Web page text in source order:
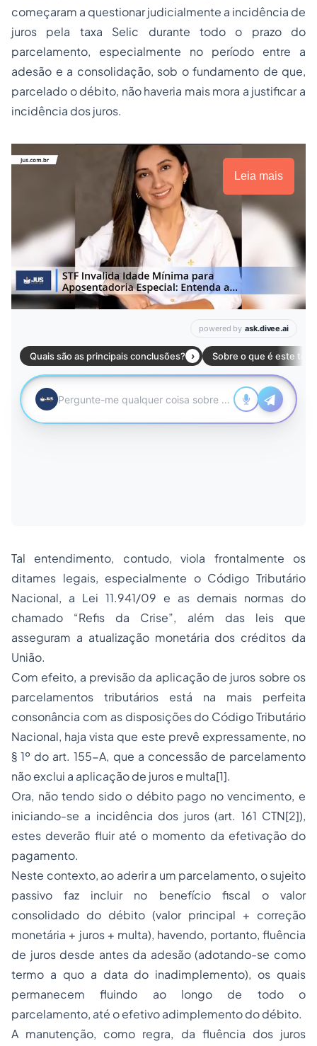
começaram a questionar judicialmente a incidência de
juros pela taxa Selic durante todo o prazo do
parcelamento, especialmente no período entre a
adesão e a consolidação, sob o fundamento de que,
parcelado o débito, não haveria mais mora a justificar a
incidência dos juros.
Leia mais
Tal entendimento, contudo, viola frontalmente os
ditames legais, especialmente o Código Tributário
Nacional, a Lei 11.941/09 e as demais normas do
chamado “Refis da Crise”, além das leis que
asseguram a atualização monetária dos créditos da
União.
Com efeito, a previsão da aplicação de juros sobre os
parcelamentos tributários está na mais perfeita
consonância com as disposições do Código Tributário
Nacional, haja vista que este prevê expressamente, no
§ 1º do art. 155-A, que a concessão de parcelamento
não exclui a aplicação de juros e multa[1].
Ora, não tendo sido o débito pago no vencimento, e
iniciando-se a incidência dos juros (art. 161 CTN[2]),
estes deverão fluir até o momento da efetivação do
pagamento.
Neste contexto, ao aderir a um parcelamento, o sujeito
passivo faz incluir no benefício fiscal o valor
consolidado do débito (valor principal + correção
monetária + juros + multa), havendo, portanto, fluência
de juros desde antes da adesão (adotando-se como
termo a quo a data do inadimplemento), os quais
permanecem fluindo ao longo de todo o
parcelamento, até o efetivo adimplemento do débito.
A manutenção, como regra, da fluência dos juros